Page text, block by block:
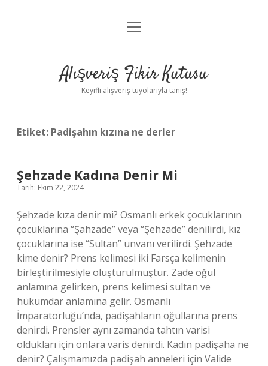
Anasayfa
Yasal Uyarı
menüyü
Alışveriş Fikir Kutusu
Keyifli alışveriş tüyolarıyla tanış!
Etiket: Padişahın kızına ne derler
Şehzade Kadına Denir Mi
Tarih: Ekim 22, 2024
Şehzade kıza denir mi? Osmanlı erkek çocuklarının
çocuklarına “Şahzade” veya “Şehzade” denilirdi, kız
çocuklarına ise “Sultan” unvanı verilirdi. Şehzade
kime denir? Prens kelimesi iki Farsça kelimenin
birleştirilmesiyle oluşturulmuştur. Zade oğul
anlamına gelirken, prens kelimesi sultan ve
hükümdar anlamına gelir. Osmanlı
İmparatorluğu’nda, padişahların oğullarına prens
denirdi. Prensler aynı zamanda tahtın varisi
oldukları için onlara varis denirdi. Kadın padişaha ne
denir? Çalışmamızda padişah anneleri için Valide